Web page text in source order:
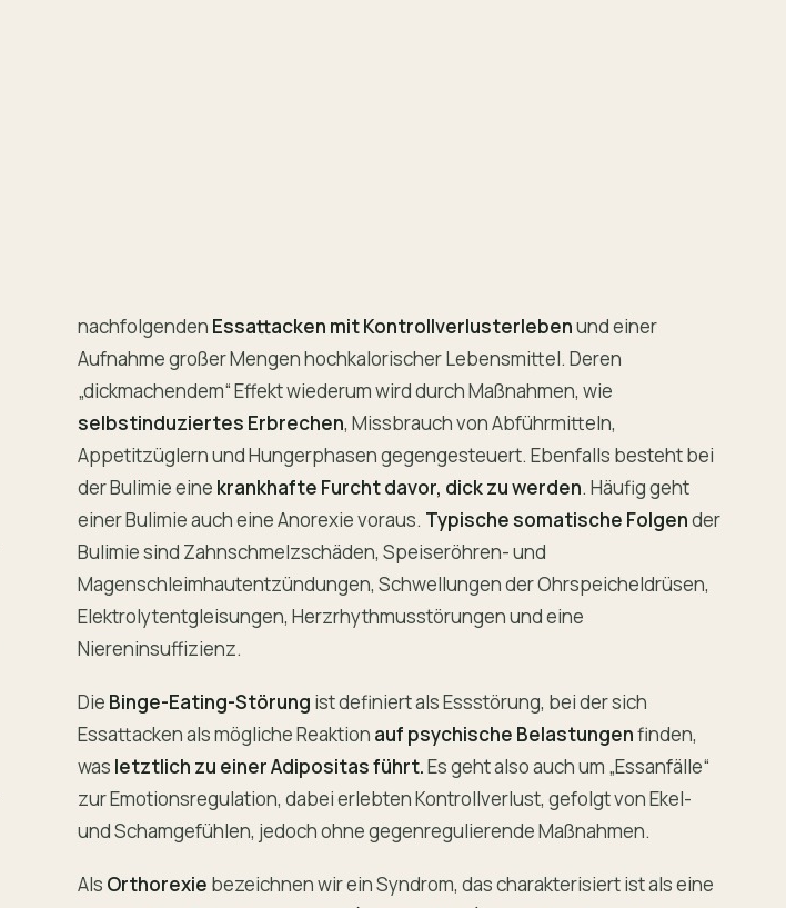
nachfolgenden Essattacken mit Kontrollverlusterlebenund einer
Aufnahme großer Mengen hochkalorischer Lebensmittel. Deren
„dickmachendem“ Effekt wiederum wird durch Maßnahmen, wie
selbstinduziertes Erbrechen, Missbrauch von Abführmitteln,
Appetitzüglern und Hungerphasen gegengesteuert. Ebenfalls besteht bei
der Bulimie eine krankhafte Furcht davor, dick zu werden. Häufig geht
einer Bulimie auch eine Anorexie voraus. Typische somatische Folgender
Bulimie sind Zahnschmelzschäden, Speiseröhren- und
Magenschleimhautentzündungen, Schwellungen der Ohrspeicheldrüsen,
Elektrolytentgleisungen, Herzrhythmusstörungen und eine
Niereninsuffizienz.
Die Binge-Eating-Störung ist definiert als Essstörung, bei der sich
Essattacken als mögliche Reaktion auf psychische Belastungenfinden,
was letztlich zu einer Adipositas führt.Es geht also auch um „Essanfälle“
zur Emotionsregulation, dabei erlebten Kontrollverlust, gefolgt von Ekel-
und Schamgefühlen, jedoch ohne gegenregulierende Maßnahmen.
Als Orthorexie bezeichnen wir ein Syndrom, das charakterisiert ist als eine